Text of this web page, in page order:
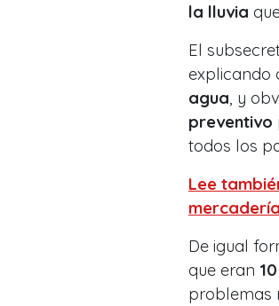
la lluvia
El
explicando
agua, y
preventivo
todos los
Lee
De igual
que eran
problemas